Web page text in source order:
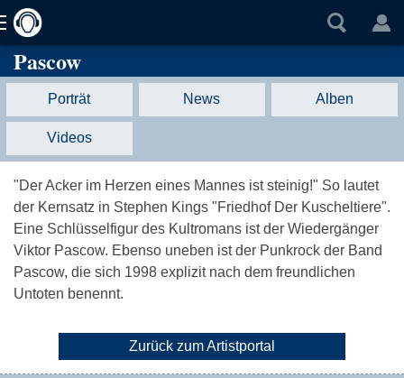
Pascow
Porträt News Alben
Videos
"Der Acker im Herzen eines Mannes ist steinig!" So lautet
der Kernsatz in Stephen Kings "Friedhof Der Kuscheltiere".
Eine Schlüsselfigur des Kultromans ist der Wiedergänger
Viktor Pascow. Ebenso uneben ist der Punkrock der Band
Pascow, die sich 1998 explizit nach dem freundlichen
Untoten benennt.
Zurück zum Artistportal